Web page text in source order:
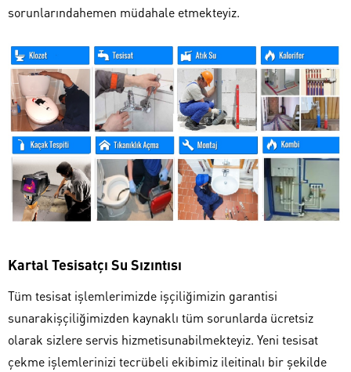
sorunlarındahemen müdahale etmekteyiz.
Kartal Tesisatçı Su Sızıntısı
Tüm tesisat işlemlerimizde işçiliğimizin garantisi
sunarakişçiliğimizden kaynaklı tüm sorunlarda ücretsiz
olarak sizlere servis hizmetisunabilmekteyiz. Yeni tesisat
çekme işlemlerinizi tecrübeli ekibimiz ileitinalı bir şekilde